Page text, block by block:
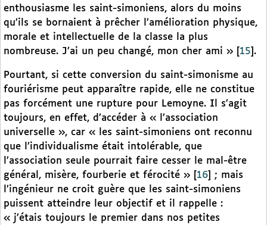
enthousiasme les saint-simoniens, alors du moins
qu’ils se bornaient à prêcher l’amélioration physique,
morale et intellectuelle de la classe la plus
nombreuse. J’ai un peu changé, mon cher ami »
15 .
Pourtant, si cette conversion du saint-simonisme au
fouriérisme peut apparaître rapide, elle ne constitue
pas forcément une rupture pour Lemoyne. Il s’agit
toujours, en effet, d’accéder à « l’association
universelle », car « les saint-simoniens ont reconnu
que l’individualisme était intolérable, que
l’association seule pourrait faire cesser le mal-être
général, misère, fourberie et férocité »
16
; mais
l’ingénieur ne croit guère que les saint-simoniens
puissent atteindre leur objectif et il rappelle :
« j’étais toujours le premier dans nos petites